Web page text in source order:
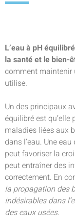
L’eau à pH
la santé et le bien-
comment maintenir
utilise.
Un des principaux
équilibré est qu’elle
maladies liées aux
dans l’eau. Une
peut favoriser la
peut entraîner des
correctement. En
la propagation des
indésirables dans
des eaux usées.